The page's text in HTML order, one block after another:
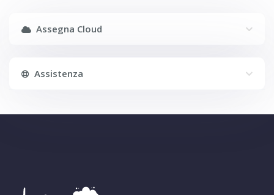
Assegna Cloud
Assistenza